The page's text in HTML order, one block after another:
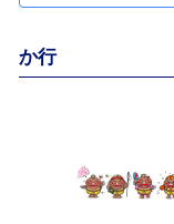
ております。中でも「
ろ」は全国的に周知さ
か行